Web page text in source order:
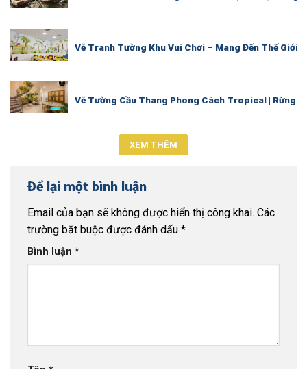
Vẽ Tranh Tường Khu Vui Chơi – Mang Đến Thế Giới
Vẽ Tường Cầu Thang Phong Cách Tropical | Rừng
XEM THÊM
Để lại một bình luận
Email của bạn sẽ không được hiển thị công khai. Các
trường bắt buộc được đánh dấu *
Bình luận *